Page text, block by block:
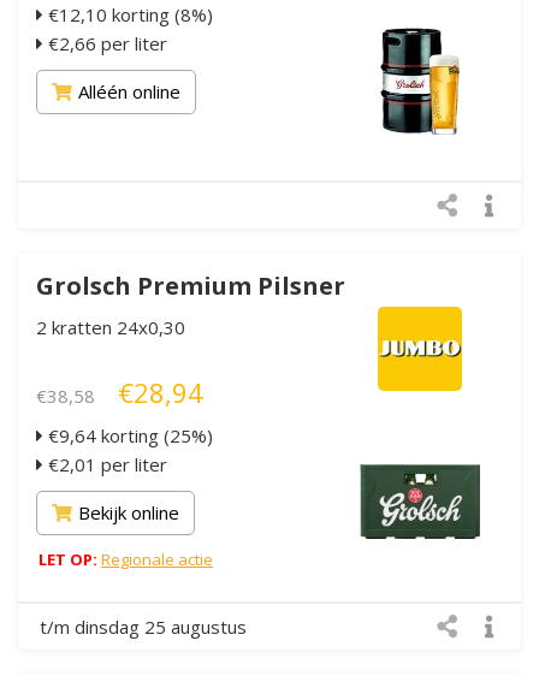
€12,10 korting (8%)
€2,66 per liter
Alléén online
Grolsch Premium Pilsner
2 kratten 24x0,30
€38,58 €28,94
€9,64 korting (25%)
€2,01 per liter
Bekijk online
t/m dinsdag 25 augustus
LET OP: Regionale actie